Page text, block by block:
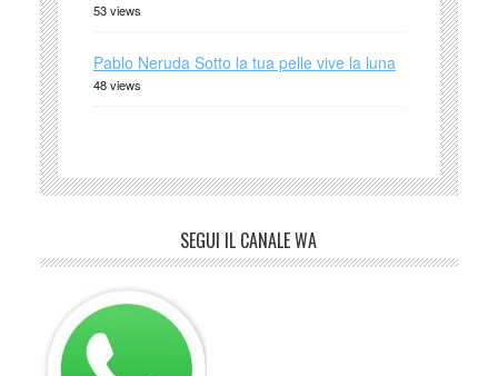
53 views
Pablo Neruda Sotto la tua pelle vive la luna
48 views
SEGUI IL CANALE WA